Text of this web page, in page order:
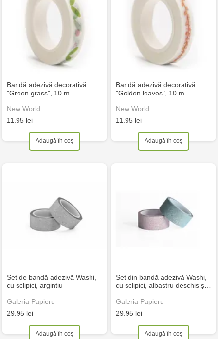
Bandă adezivă decorativă
"Green grass", 10 m
New World
11.95 lei
Adaugă în coș
Bandă adezivă decorativă
"Golden leaves", 10 m
New World
11.95 lei
Adaugă în coș
Set de bandă adezivă Washi,
cu sclipici, argintiu
Galeria Papieru
29.95 lei
Adaugă în coș
Set din bandă adezivă Washi,
cu sclipici, albastru deschis ș…
Galeria Papieru
29.95 lei
Adaugă în coș